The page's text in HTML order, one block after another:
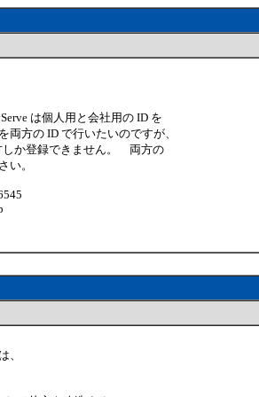
は個人用と会社用の ID を
方の ID で行いたいのですが、
しか登録できません。 両方の
い。
、